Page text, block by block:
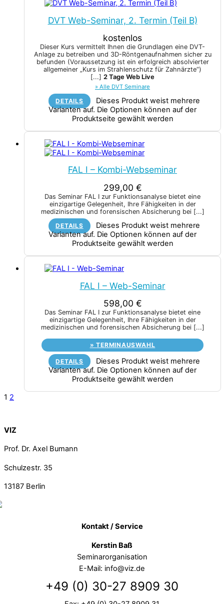
DVT Web-Seminar, 2. Termin (Teil B)
kostenlos
Dieser Kurs vermittelt Ihnen die Grundlagen eine DVT-
Anlage zu betreiben und 3D-Röntgenaufnahmen sicher zu
befunden (Voraussetzung ist ein erfolgreich absolvierter
allgemeiner „Kurs im Strahlenschutz für Zahnärzte“)
[...] 2 Tage Web Live
» Alle DVT Seminare
DETAILS
Dieses Produkt weist mehrere
Varianten auf. Die Optionen können auf der
Produktseite gewählt werden
FAL I – Kombi-Webseminar
299,00 €
Das Seminar FAL I zur Funktionsanalyse bietet eine
einzigartige Gelegenheit, Ihre Fähigkeiten in der
medizinischen und forensischen Absicherung bei [...]
DETAILS
Dieses Produkt weist mehrere
Varianten auf. Die Optionen können auf der
Produktseite gewählt werden
FAL I – Web-Seminar
598,00 €
Das Seminar FAL I zur Funktionsanalyse bietet eine
einzigartige Gelegenheit, Ihre Fähigkeiten in der
medizinischen und forensischen Absicherung bei [...]
»TERMINAUSWAHL
DETAILS
Dieses Produkt weist mehrere
Varianten auf. Die Optionen können auf der
Produktseite gewählt werden
1 2
VIZ
Prof. Dr. Axel Bumann
Schulzestr. 35
13187 Berlin
Kontakt / Service
Kerstin Baß
Seminarorganisation
E-Mail: info@viz.de
+49 (0) 30-27 8909 30